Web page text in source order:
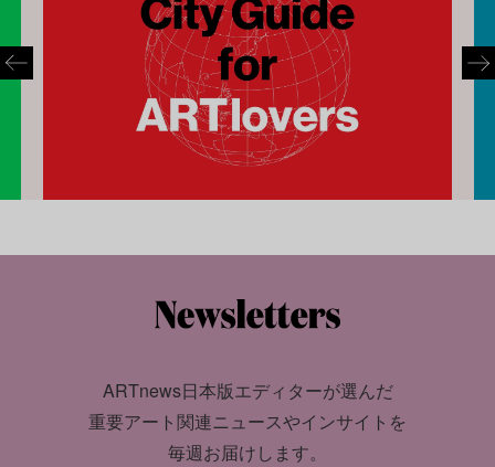
ARTnews日本版エディターが選んだ
重要アート関連ニュースやインサイトを
毎週お届けします。